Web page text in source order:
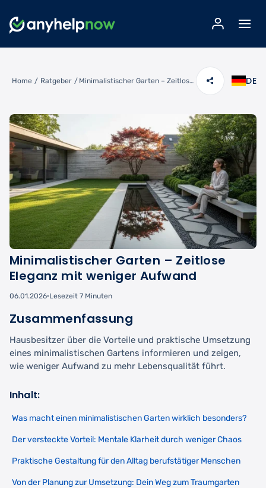
Home / Ratgeber / Minimalistischer Garten – Zeitlose Eleganz mit weniger Aufwand DE
Minimalistischer Garten – Zeitlose
Eleganz mit weniger Aufwand
06.01.2026 Lesezeit 7 Minuten
Zusammenfassung
Hausbesitzer über die Vorteile und praktische Umsetzung
eines minimalistischen Gartens informieren und zeigen,
wie weniger Aufwand zu mehr Lebensqualität führt.
Inhalt:
Was macht einen minimalistischen Garten wirklich besonders?
Der versteckte Vorteil: Mentale Klarheit durch weniger Chaos
Praktische Gestaltung für den Alltag berufstätiger Menschen
Von der Planung zur Umsetzung: Dein Weg zum Traumgarten